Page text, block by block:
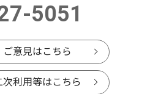
5051
意見はこちら
次利用等はこちら